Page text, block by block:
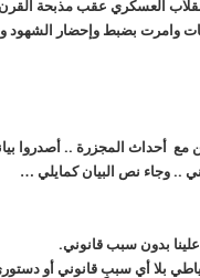
كرداسة” والمعتقل بها 188 من رافضي الانقلاب العسكري عقب
اغسطس لسماع شهود الاثبات وامرت بضبط
مع أحداث المجزرة .. أصدروا
.. وجاء نص البيان كمايلي …
بدون سبب قانوني.
بلا أي سببٍ قانوني أو